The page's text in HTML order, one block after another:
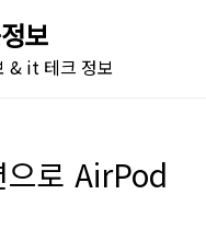
보
& it 테크 정보
로 AirPod